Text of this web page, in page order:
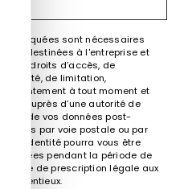
sont nécessaires
sont destinées à l'entreprise et
de droits d’accès, de
de limitation,
à tout moment et
auprès d’une autorité de
sort de vos données post-
droits par voie postale ou par
d'identité pourra vous être
données pendant la période de
durée de prescription légale aux
contentieux.